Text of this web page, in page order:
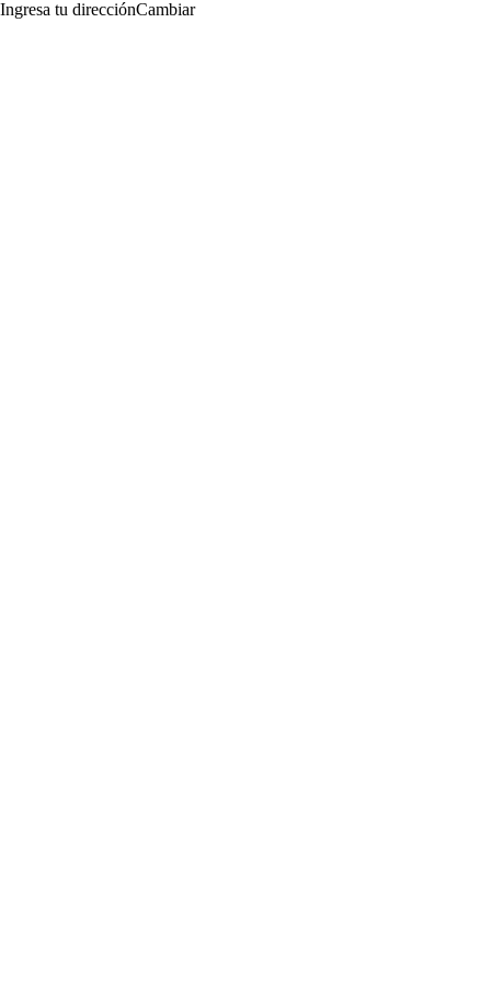
Ingresa tu direcciónCambiar